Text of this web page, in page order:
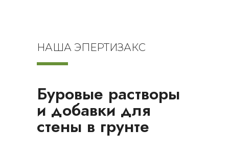
НАША ЭПЕРТИЗАКС
Буровые растворы
и добавки для
стены в грунте